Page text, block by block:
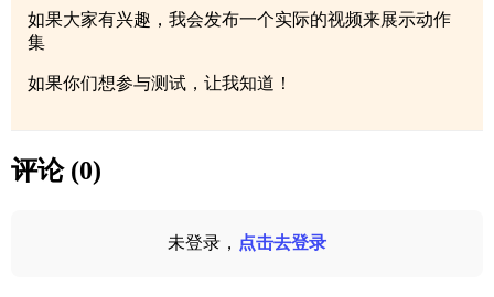
如果大家有兴趣，我会发布一个实际的视频来展示动作
集
如果你们想参与测试，让我知道！
评论 (0)
未登录， 点击去登录